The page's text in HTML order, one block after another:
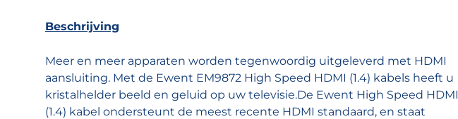
Beschrijving
Meer en meer apparaten worden tegenwoordig uitgeleverd met HDMI
aansluiting. Met de Ewent EM9872 High Speed HDMI (1.4) kabels heeft u
kristalhelder beeld en geluid op uw televisie.De Ewent High Speed HDMI
(1.4) kabel ondersteunt de meest recente HDMI standaard, en staat